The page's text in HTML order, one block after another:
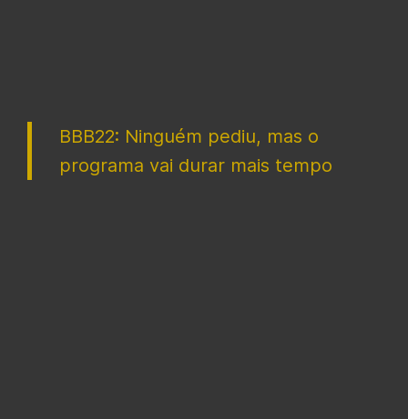
BBB22: Ninguém pediu, mas o
programa vai durar mais tempo